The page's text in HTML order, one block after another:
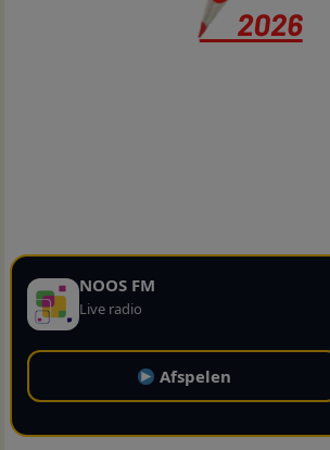
NOOS FM
Live radio
Afspelen